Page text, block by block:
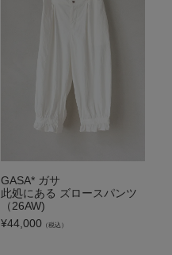
GASA* ガサ
此処にある ズロースパンツ
（26AW)
¥44,000 （税込）